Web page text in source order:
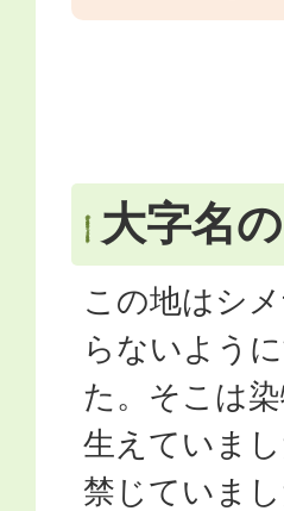
大字名
この地はシ
らないよう
た。そこは
生えていま
禁じていま